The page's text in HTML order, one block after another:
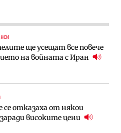
ще усещат все повече
на войната с Иран
се отказаха от някои
високите цени